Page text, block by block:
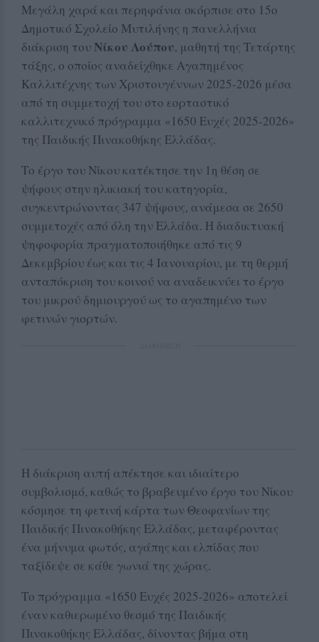
Μεγάλη χαρά και περηφάνια σκόρπισε στο 15ο
Δημοτικό Σχολείο Μυτιλήνης η πανελλήνια
διάκριση του Νίκου Λούπου, μαθητή της Τετάρτης
τάξης, ο οποίος αναδείχθηκε Αγαπημένος
Καλλιτέχνης των Χριστουγέννων 2025-2026 μέσα
από τη συμμετοχή του στο εορταστικό
καλλιτεχνικό πρόγραμμα «1650 Ευχές 2025-2026»
της Παιδικής Πινακοθήκης Ελλάδας.
Το έργο του Νίκου κατέκτησε την 1η θέση σε
ψήφους στην ηλικιακή του κατηγορία,
συγκεντρώνοντας 347 ψήφους, ανάμεσα σε 2650
συμμετοχές από όλη την Ελλάδα. Η διαδικτυακή
ψηφοφορία πραγματοποιήθηκε από τις 9
Δεκεμβρίου έως και τις 4 Ιανουαρίου, με τη θερμή
ανταπόκριση του κοινού να αναδεικνύει το έργο
του μικρού δημιουργού ως το αγαπημένο των
φετινών γιορτών.
Η διάκριση αυτή απέκτησε και ιδιαίτερο
συμβολισμό, καθώς το βραβευμένο έργο του Νίκου
κόσμησε τη φετινή κάρτα των Θεοφανίων της
Παιδικής Πινακοθήκης Ελλάδας, μεταφέροντας
ένα μήνυμα φωτός, αγάπης και ελπίδας που
ταξίδεψε σε κάθε γωνιά της χώρας.
Το πρόγραμμα «1650 Ευχές 2025-2026» αποτελεί
έναν καθιερωμένο θεσμό της Παιδικής
Πινακοθήκης Ελλάδας, δίνοντας βήμα στη